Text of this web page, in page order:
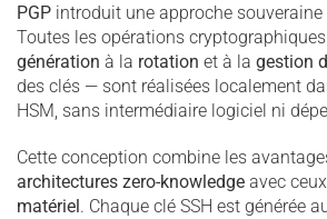
PGP introduit une approche souveraine
Toutes les opérations
génération à la rotation et à la gestion
des clés — sont réalisées localement
HSM, sans intermédiaire logiciel ni
Cette conception combine les
architectures zero-knowledge avec ceux
matériel . Chaque clé SSH est générée